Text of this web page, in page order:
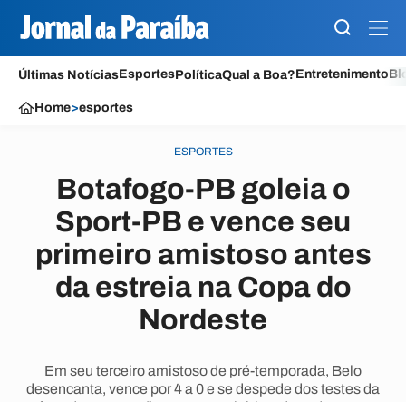
Últimas NotíciasEsportesPolíticaQual a Boa?Entretenimento
Home>esportes
ESPORTES
Botafogo-PB goleia o
Sport-PB e vence seu
primeiro amistoso antes
da estreia na Copa do
Nordeste
Em seu terceiro amistoso de pré-temporada, Belo
desencanta, vence por 4 a 0 e se despede dos testes da